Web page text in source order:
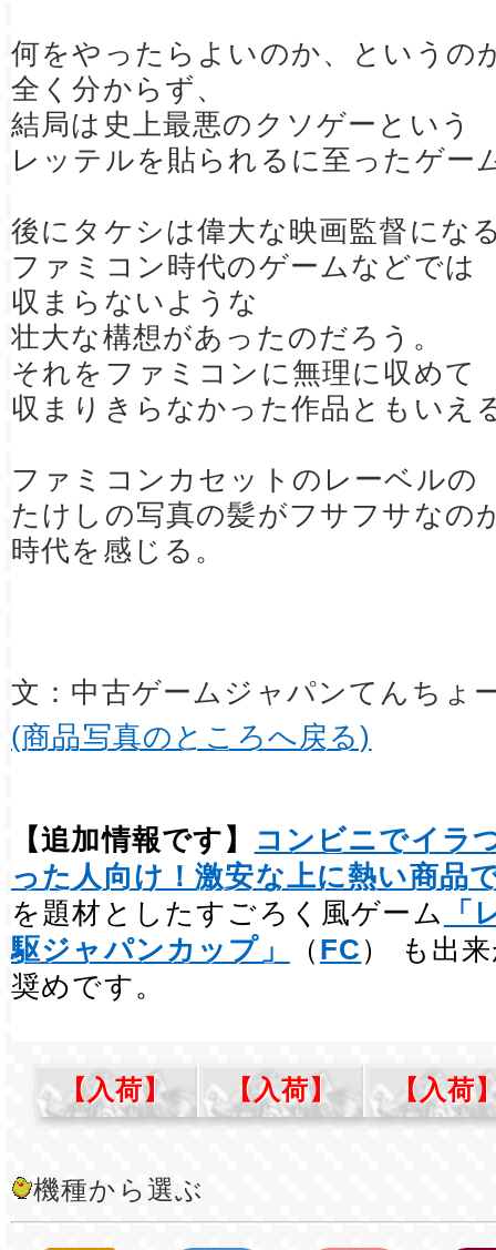
何をやったらよいのか、というの
全く分からず、
結局は史上最悪のクソゲーという
レッテルを貼られるに至ったゲー
後にタケシは偉大な映画監督にな
ファミコン時代のゲームなどでは
収まらないような
壮大な構想があったのだろう。
それをファミコンに無理に収めて
収まりきらなかった作品ともいえ
ファミコンカセットのレーベルの
たけしの写真の髪がフサフサなの
時代を感じる。
文：中古ゲームジャパンてんちょ
(商品写真のところへ戻る)
【追加情報です】
コンビニでイラ
った人向け！激安な上に熱い商品
を題材としたすごろく風ゲーム
「
駆ジャパンカップ」
（ FC ） も出
奨めです。
【入荷】 【入荷】 【入荷
機種から選ぶ